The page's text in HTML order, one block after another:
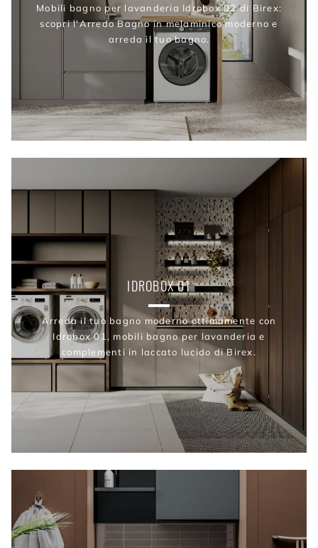
Mobili bagno per lavanderia Idrobox 02 di Birex:
scopri l'Arredo Bagno in melaminico moderno e
arreda il tuo bagno.
IDROBOX 01
Arreda il tuo bagno moderno ottimamente con
Idrobox 01, mobili bagno per lavanderia e
complementi in laccato lucido di Birex.